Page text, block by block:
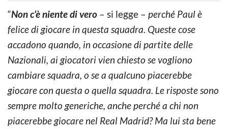
“Non c’è niente di vero – si legge – perché Paul è
felice di giocare in questa squadra. Queste cose
accadono quando, in occasione di partite delle
Nazionali, ai giocatori vien chiesto se vogliono
cambiare squadra, o se a qualcuno piacerebbe
giocare con questa o quella squadra. Le risposte sono
sempre molto generiche, anche perché a chi non
piacerebbe giocare nel Real Madrid? Ma lui sta bene